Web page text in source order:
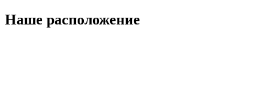
Наше расположение